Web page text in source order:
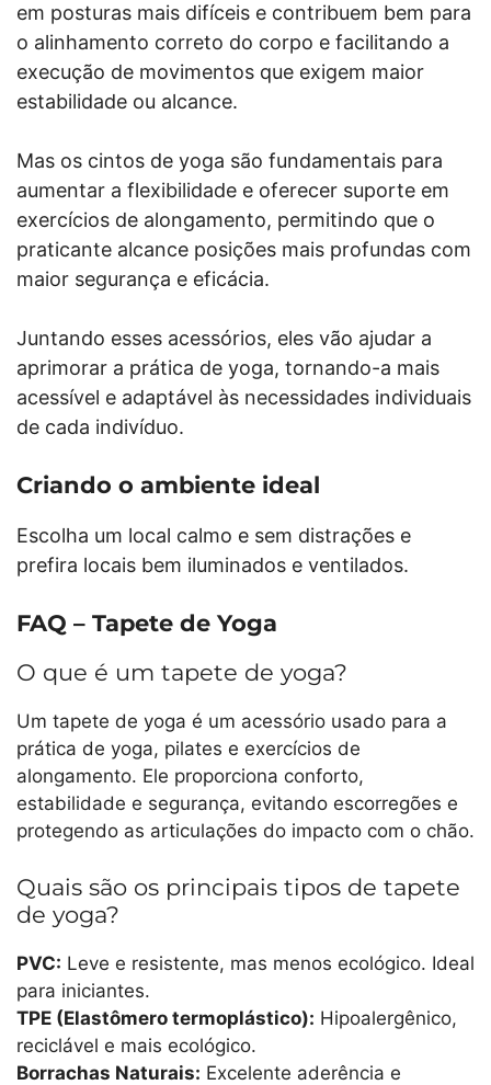
em posturas mais difíceis e contribuem bem para
o alinhamento correto do corpo e facilitando a
execução de movimentos que exigem maior
estabilidade ou alcance.
Mas os cintos de yoga são fundamentais para
aumentar a flexibilidade e oferecer suporte em
exercícios de alongamento, permitindo que o
praticante alcance posições mais profundas com
maior segurança e eficácia.
Juntando esses acessórios, eles vão ajudar a
aprimorar a prática de yoga, tornando-a mais
acessível e adaptável às necessidades individuais
de cada indivíduo.
Criando o ambiente ideal
Escolha um local calmo e sem distrações e
prefira locais bem iluminados e ventilados.
FAQ – Tapete de Yoga
O que é um tapete de yoga?
Um tapete de yoga é um acessório usado para a
prática de yoga, pilates e exercícios de
alongamento. Ele proporciona conforto,
estabilidade e segurança, evitando escorregões e
protegendo as articulações do impacto com o chão.
Quais são os principais tipos de tapete
de yoga?
PVC: Leve e resistente, mas menos ecológico. Ideal
para iniciantes.
TPE (Elastômero termoplástico): Hipoalergênico,
reciclável e mais ecológico.
Borrachas Naturais: Excelente aderência e